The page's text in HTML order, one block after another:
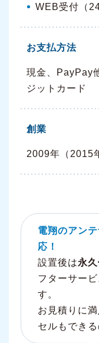
WEB受付（
お支払方法
現金、PayPay
ジットカード
創業
2009年（2015
電翔のアン
応！
設置後は永
フターサー
す。
お見積りに
セルもでき